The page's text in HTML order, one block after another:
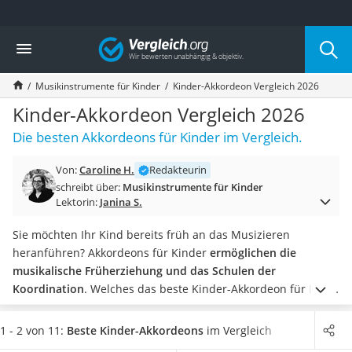
Die beliebtesten Vergleiche nach Kategorie
Kind & Baby
Babyphone mit 2 Kameras
Walkie-Talkie Kinder
Kindermatratzen
Babywippe
Rollschuhe für Kinder
Laufrad
Kinderschubkarre
Kinderuhr
Babyphone
Treppenschutzgitter
Kindersitz ab 4 Jahren
Kinderroller 3 Räder
Ferngesteuertes Auto
Vergleich
Musikinstrumente für Kinder Kinder-Akkordeon Vergleich 2026
Kinder-Akkordeon Vergleich 2026
Die besten Akkordeons für Kinder im Vergleich.
Von:Caroline H.
Redakteurin
schreibt über: Musikinstrumente für Kinder
Lektorin: Janina S.
Sie möchten Ihr Kind bereits früh an das Musizieren
heranführen? Akkordeons für Kinder ermöglichen die
musikalische Früherziehung und das Schulen der
Koordination. Welches das beste Kinder-Akkordeon für Ihren
Nachwuchs im Praxis-Test ist, hängt von dessen Alter und
Ihren Erwartungen ab. Diemeisten Modelle sind als
1 - 2 von 11: Beste Kinder-Akkordeons im Vergleich